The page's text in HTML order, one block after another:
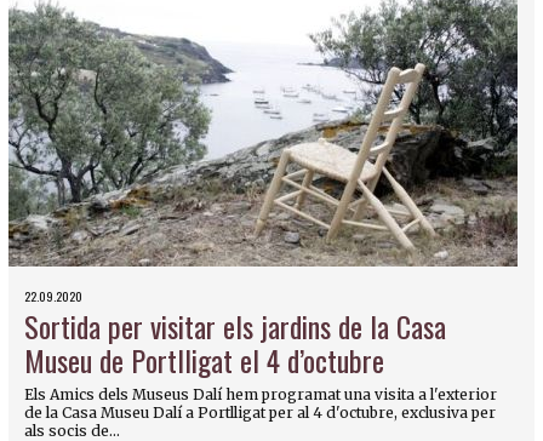
22.09.2020
Sortida per visitar els jardins de la Casa
Museu de Portlligat el 4 d’octubre
Els Amics dels Museus Dalí hem programat una visita a l'exterior
de la Casa Museu Dalí a Portlligat per al 4 d'octubre, exclusiva per
als socis de...